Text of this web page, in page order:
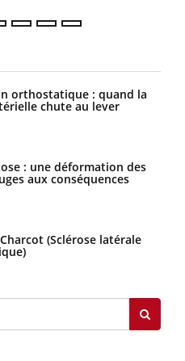
orthostatique : quand la
chute au lever
: une déformation des
aux conséquences
(Sclérose latérale